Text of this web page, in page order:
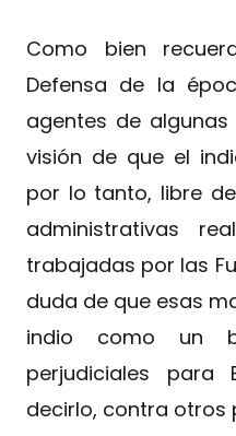
Como bien
Defensa de la
agentes de
visión de que el
por lo tanto, libre
administrativas
trabajadas por las
duda de que esas
indio como un
perjudiciales
decirlo, contra otros